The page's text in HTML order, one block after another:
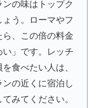
の味はトップク
う。ローマやフ
ら、この倍の料金
」です。レッチ
食べたい人は、
の近くに宿泊し
みてください。